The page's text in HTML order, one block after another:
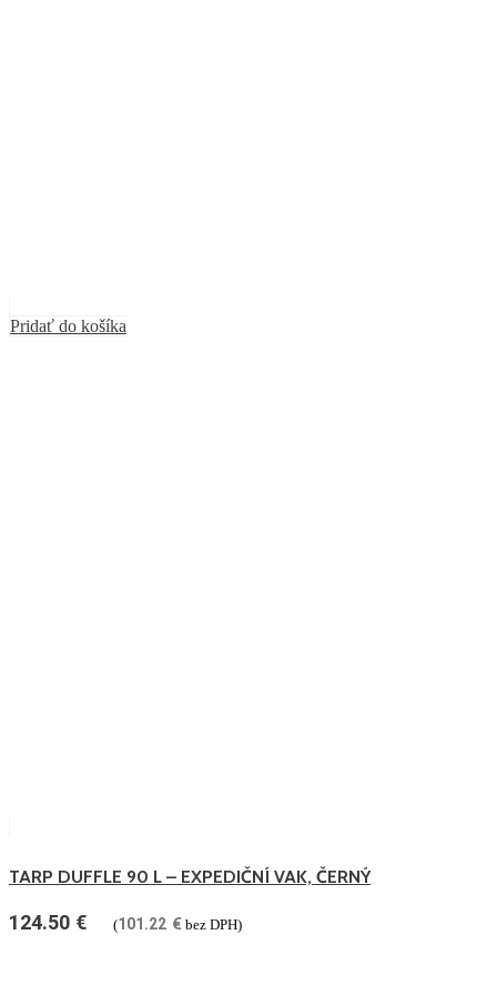
Pridať do košíka
TARP DUFFLE 90 L – EXPEDIČNÍ VAK, ČERNÝ
124.50 € (101.22 € bez DPH)